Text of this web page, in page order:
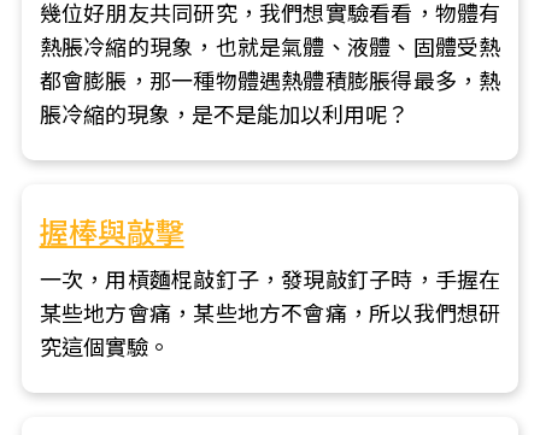
幾位好朋友共同研究，我們想實驗看看，物體有
熱脹冷縮的現象，也就是氣體、液體、固體受熱
都會膨脹，那一種物體遇熱體積膨脹得最多，熱
脹冷縮的現象，是不是能加以利用呢？
握棒與敲擊
一次，用槓麵棍敲釘子，發現敲釘子時，手握在
某些地方會痛，某些地方不會痛，所以我們想研
究這個實驗。